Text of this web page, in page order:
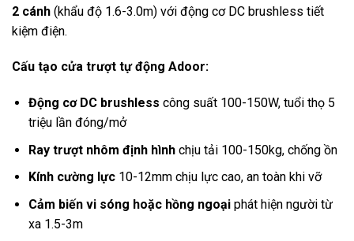
2 cánh (khẩu độ 1.6-3.0m) với động cơ DC brushless tiết
kiệm điện.
Cấu tạo cửa trượt tự động Adoor:
Động cơ DC brushless công suất 100-150W, tuổi thọ 5
triệu lần đóng/mở
Ray trượt nhôm định hìnhchịu tải 100-150kg, chống ồn
Kính cường lực10-12mm chịu lực cao, an toàn khi vỡ
Cảm biến vi sóng hoặc hồng ngoạiphát hiện người từ
xa 1.5-3m